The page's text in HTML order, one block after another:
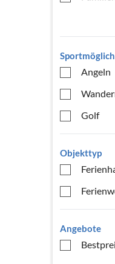
Angeln
Golf
Objekttyp
Angebote